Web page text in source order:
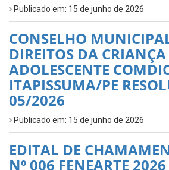
Publicado em: 15 de junho de 2026
CONSELHO
DIREITOS DA CRIANÇA
ADOLESCENTE
ITAPISSUMA/PE
05/2026
Publicado em: 15 de junho de 2026
EDITAL DE
Nº 006 FENEARTE 2026